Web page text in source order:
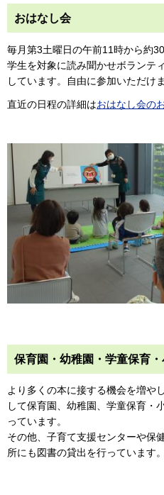
おはなし会
毎月第3土曜日の午前11時から約
学生を対象に読み聞かせボランテ
しています。自由に参加いただけま
直近の日程の詳細はおはなし会の
保育園・幼稚園・学童保育
より多くの本に接する機会を増や
して保育園、幼稚園、学童保育・
っています。
その他、子育て支援センターや保
所にも図書の貸出を行っています。